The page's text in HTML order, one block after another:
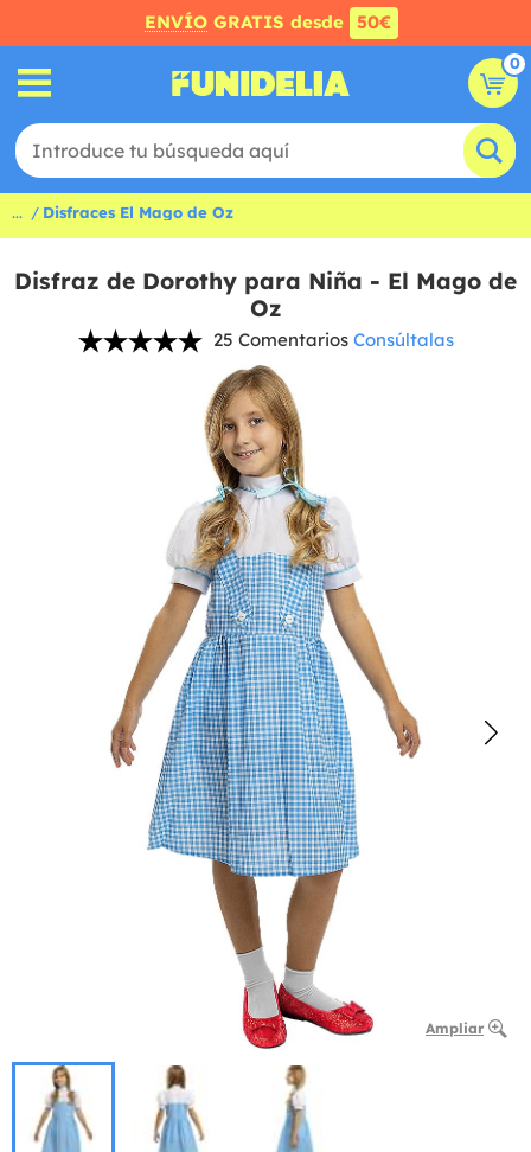
ENVÍO GRATIS desde 50€
0
... Disfraces El Mago de Oz
Disfraz de Dorothy para Niña - El Mago de
Oz
25 Comentarios Consúltalas
Ampliar